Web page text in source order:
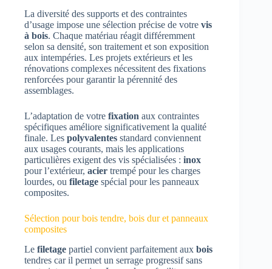
La diversité des supports et des contraintes
d’usage impose une sélection précise de votre vis
à bois. Chaque matériau réagit différemment
selon sa densité, son traitement et son exposition
aux intempéries. Les projets extérieurs et les
rénovations complexes nécessitent des fixations
renforcées pour garantir la pérennité des
assemblages.
L’adaptation de votre fixation aux contraintes
spécifiques améliore significativement la qualité
finale. Les polyvalentes standard conviennent
aux usages courants, mais les applications
particulières exigent des vis spécialisées : inox
pour l’extérieur, acier trempé pour les charges
lourdes, ou filetage spécial pour les panneaux
composites.
Sélection pour bois tendre, bois dur et panneaux
composites
Le filetage partiel convient parfaitement aux bois
tendres car il permet un serrage progressif sans